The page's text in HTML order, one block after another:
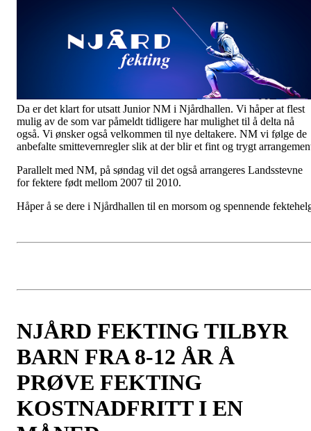
Da er det klart for utsatt Junior NM i Njårdhallen. Vi håper at flest
mulig av de som var påmeldt tidligere har mulighet til å delta nå
også. Vi ønsker også velkommen til nye deltakere. NM vi følge de
anbefalte smittevernregler slik at der blir et fint og trygt
Parallelt med NM, på søndag vil det også arrangeres Landsstevne
for fektere født mellom 2007 til 2010.
Håper å se dere i Njårdhallen til en morsom og spennende
NJÅRD FEKTING TILBYR
BARN FRA 8-12 ÅR Å
PRØVE FEKTING
KOSTNADFRITT I EN